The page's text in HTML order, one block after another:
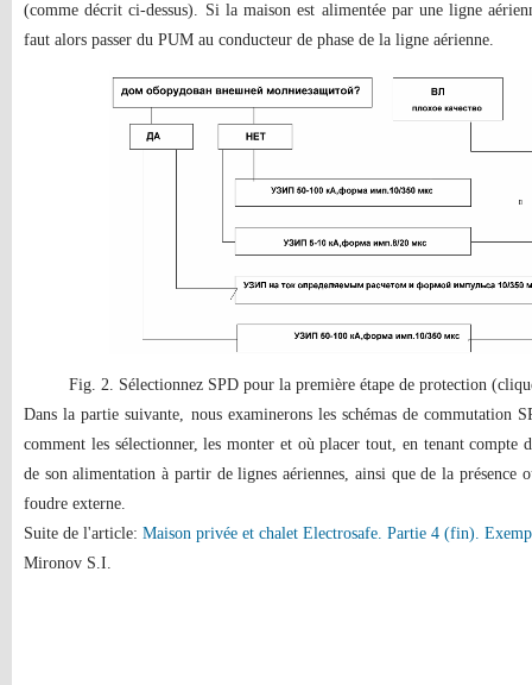
(comme décrit ci-dessus). Si la maison est alimentée par une ligne
faut alors passer du PUM au conducteur de phase de la ligne aérienne.
Fig. 2. Sélectionnez SPD pour la première étape de protection
Dans la partie suivante, nous examinerons les schémas de commutation
comment les sélectionner, les monter et où placer tout, en tenant compte
de son alimentation à partir de lignes aériennes, ainsi que de la présence
foudre externe.
Suite de l'article: Maison privée et chalet Electrosafe. Partie 4 (fin).
Mironov S.I.